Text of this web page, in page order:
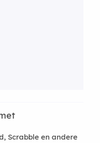
Scrabble en andere